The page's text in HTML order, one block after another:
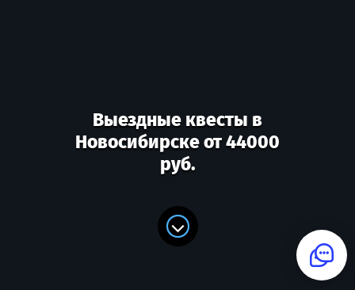
Выездные квесты в
Новосибирске от 44000
руб.